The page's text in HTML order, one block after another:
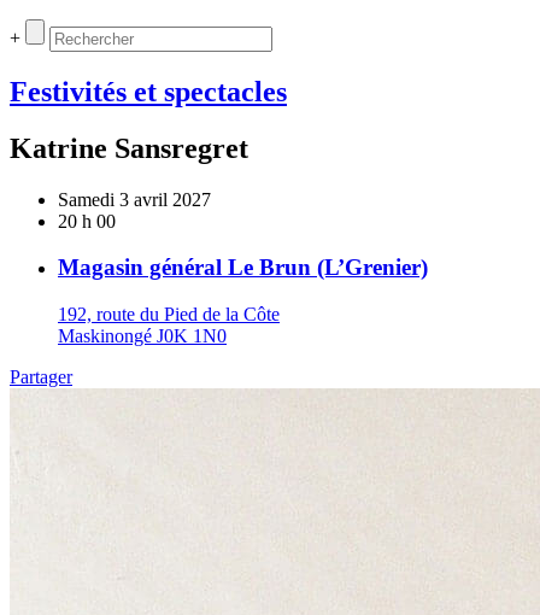
+
Festivités et spectacles
Katrine Sansregret
Samedi 3 avril 2027
20 h 00
Magasin général Le Brun (L’Grenier)
192, route du Pied de la Côte
Maskinongé J0K 1N0
Partager